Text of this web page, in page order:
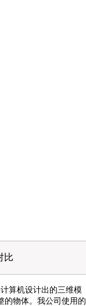
比
算机设计出的三维模
的物体。我公司使用的